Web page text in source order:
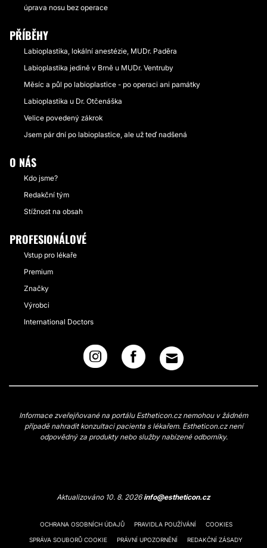
úprava nosu bez operace
PŘÍBĚHY
Labioplastika, lokální anestézie, MUDr. Paděra
Labioplastika jedině v Brně u MUDr. Ventruby
Měsíc a půl po labioplastice - po operaci ani památky
Labioplastika u Dr. Otčenáška
Velice povedený zákrok
Jsem pár dní po labioplastice, ale už teď nadšená
O NÁS
Kdo jsme?
Redakční tým
Stížnost na obsah
PROFESIONÁLOVÉ
Vstup pro lékaře
Premium
Značky
Výrobci
International Doctors
Informace zveřejňované na portálu Estheticon.cz nemohou v žádném
případě nahradit konzultaci pacienta s lékařem. Estheticon.cz není
odpovědný za produkty nebo služby nabízené odborníky.
Aktualizováno 10. 8. 2026info@estheticon.cz
OCHRANA OSOBNÍCH ÚDAJŮ PRAVIDLA POUŽÍVÁNÍ COOKIES
SPRÁVA SOUBORŮ COOKIE PRÁVNÍ UPOZORNĚNÍ REDAKČNÍ ZÁSADY